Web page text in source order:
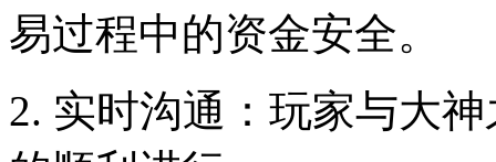
易过程中的资金安全。
2. 实时沟通：玩家与大